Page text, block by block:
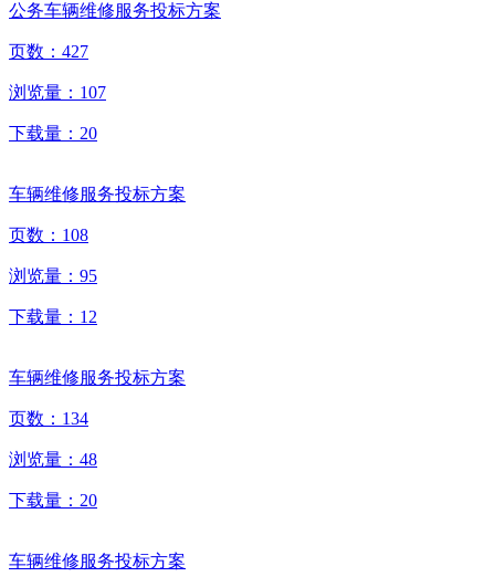
公务车辆维修服务投标方案
页数： 427
浏览量： 107
下载量： 20
车辆维修服务投标方案
页数： 108
浏览量： 95
下载量： 12
车辆维修服务投标方案
页数： 134
浏览量： 48
下载量： 20
车辆维修服务投标方案